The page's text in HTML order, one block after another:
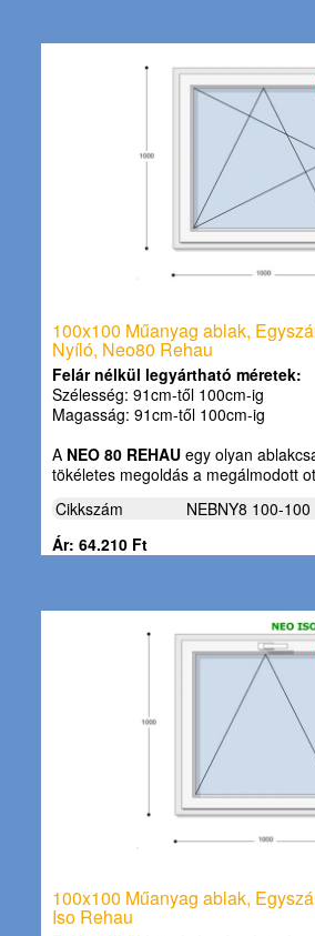
100x100 Műanyag ablak,
Nyíló, Neo80 Rehau
Felár nélkül legyártható méretek:
Szélesség: 91cm-től 100cm-ig
Magasság: 91cm-től 100cm-ig
A NEO 80 REHAU egy olyan
tökéletes megoldás a megálmodott
Cikkszám
NEBNY8 100-100
Ár: 64.210 Ft
100x100 Műanyag ablak,
Iso Rehau